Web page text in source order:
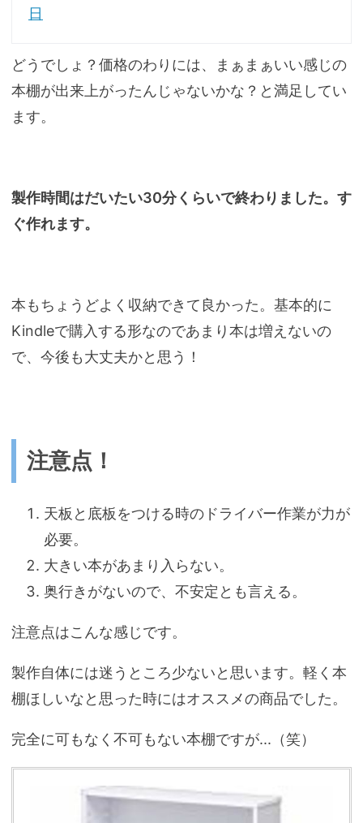
日
どうでしょ？価格のわりには、まぁまぁいい感じの
本棚が出来上がったんじゃないかな？と満足してい
ます。
製作時間はだいたい30分くらいで終わりました。す
ぐ作れます。
本もちょうどよく収納できて良かった。基本的に
Kindleで購入する形なのであまり本は増えないの
で、今後も大丈夫かと思う！
注意点！
天板と底板をつける時のドライバー作業が力が
必要。
大きい本があまり入らない。
奥行きがないので、不安定とも言える。
注意点はこんな感じです。
製作自体には迷うところ少ないと思います。軽く本
棚ほしいなと思った時にはオススメの商品でした。
完全に可もなく不可もない本棚ですが...（笑）